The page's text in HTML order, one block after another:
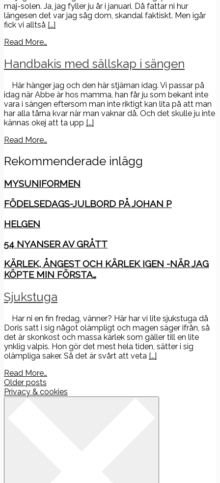
maj-solen. Ja, jag fyller ju år i januari. Då fattar ni hur
längesen det var jag såg dom, skandal faktiskt. Men igår
fick vi alltså […]
Read More…
Handbakis med sällskap i sängen
Här hänger jag och den här stjärnan idag. Vi passar på
idag när Abbe är hos mamma, han får ju som bekant inte
vara i sängen eftersom man inte riktigt kan lita på att man
har alla tårna kvar när man vaknar då. Och det skulle ju inte
kännas okej att ta upp […]
Read More…
Rekommenderade inlägg
MYSUNIFORMEN
FÖDELSEDAGS-JULBORD PÅ JOHAN P
HELGEN
54 NYANSER AV GRÅTT
KÄRLEK, ÅNGEST OCH KÄRLEK IGEN -NÄR JAG
KÖPTE MIN FÖRSTA…
Sjukstuga
Har ni en fin fredag, vänner? Här har vi lite sjukstuga då
Doris satt i sig något olämpligt och magen säger ifrån, så
det är skonkost och massa kärlek som gäller till en lite
ynklig valpis. Hon gör det mest hela tiden, sätter i sig
olämpliga saker. Så det är svårt att veta […]
Read More…
Posts
navigation
Older posts
Privacy & cookies